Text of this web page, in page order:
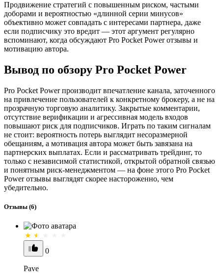
Продвижение стратегий с повышенным риском, частыми
доборами и вероятностью «длинной серии минусов»
объективно может совпадать с интересами партнера, даже
если подписчику это вредит — этот аргумент регулярно
вспоминают, когда обсуждают Pro Pocket Power отзывы и
мотивацию автора.
Вывод по обзору Pro Pocket Power
Pro Pocket Power производит впечатление канала, заточенного
на привлечение пользователей к конкретному брокеру, а не на
прозрачную торговую аналитику. Закрытые комментарии,
отсутствие верификации и агрессивная модель входов
повышают риск для подписчиков. Играть по таким сигналам
не стоит: вероятность потерь выглядит несоразмерной
обещаниям, а мотивация автора может быть завязана на
партнерских выплатах. Если и рассматривать трейдинг, то
только с независимой статистикой, открытой обратной связью
и понятным риск-менеджментом — на фоне этого Pro Pocket
Power отзывы выглядят скорее настороженно, чем
убедительно.
Отзывы (6)
0
Pave